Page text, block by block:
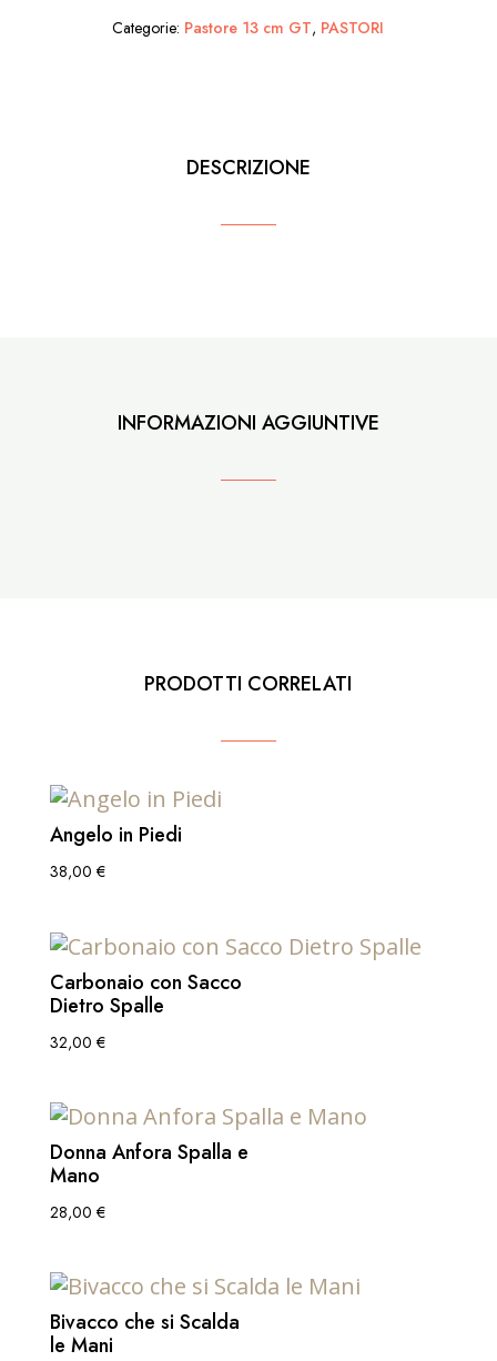
Categorie: Pastore 13 cm GT, PASTORI
DESCRIZIONE
INFORMAZIONI AGGIUNTIVE
PRODOTTI CORRELATI
Angelo in Piedi
38,00 €
Carbonaio con Sacco
Dietro Spalle
32,00 €
Donna Anfora Spalla e
Mano
28,00 €
Bivacco che si Scalda
le Mani